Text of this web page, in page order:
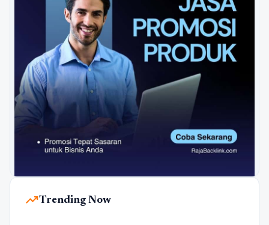
trending_upTrending Now